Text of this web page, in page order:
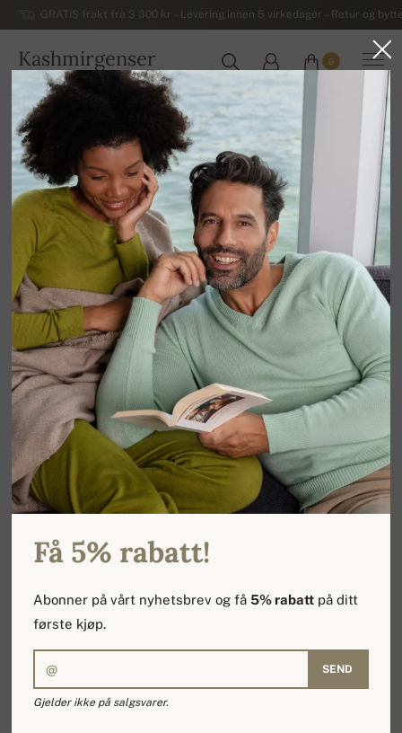
GRATIS frakt fra 3 300 kr – Levering innen 5 virkedager – Retur og
Kashmirgenser
NORGE
0
Hjem DAMEGENSERE
-17%
Få 5% rabatt!
Abonner på vårt nyhetsbrev og få5% rabatt på ditt
første kjøp.
SEND
Gjelder ikke på salgsvarer.